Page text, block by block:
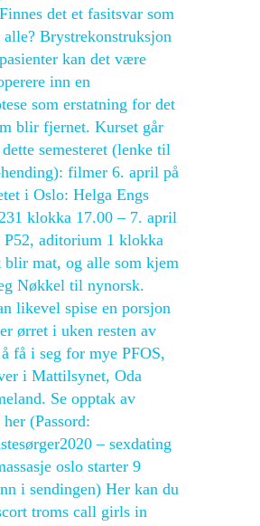
det et fasitsvar som
alle? Brystrekonstruksjon
kan det være
inn en
som erstatning for det
blir fjernet. Kurset går
semesteret (lenke til
filmer 6. april på
i Oslo: Helga Engs
klokka 17.00 – 7. april
aditorium 1 klokka
blir mat, og alle som kjem
Nøkkel til nynorsk.
likevel spise en porsjon
ørret i uken resten av
få i seg for mye PFOS,
i Mattilsynet, Oda
Se opptak av
(Passord:
– sexdating
oslo starter 9
i sendingen) Her kan du
troms call girls in